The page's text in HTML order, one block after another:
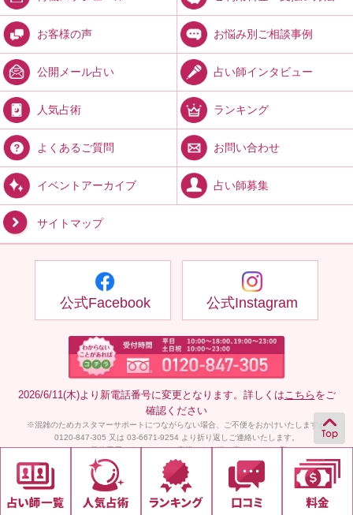
お客様の声 お悩み別ご相談事例
公開メール占い 占い師インタビュー
人気占術 ランキング
よくあるご質問 お問い合わせ
イベントアーカイブ 占い師募集
サイトマップ
公式Facebook 公式Instagram
2026/6/11(木)より新電話番号に変更となります。詳しくは こちら をご
確認ください
※混雑のためカスタマーサポートにつながらない場合、ご不便をおかけいたしますが
0120-847-305 又は 03-6671-9254 より折り返しご連絡いたします。
（ 03-6671-9254 は発信専用となるため、お客様からお掛け直しいただく際は 0120-847-
305 へお願いいたします。）
また、折り返しが不要な方はメールにてご連絡ください。
| 個人情報保護方針 | ご利用規約 |